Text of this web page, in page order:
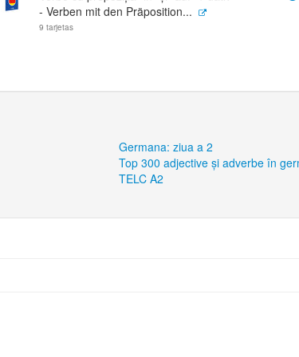
- Verben mit den Präposition...
9 tarjetas
Germana: ziua a 2
Top 300 adjective și adverbe în
TELC A2